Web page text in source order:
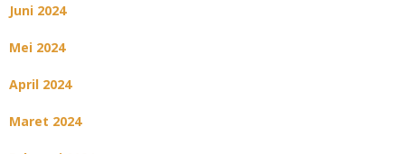
Juni 2024
Mei 2024
April 2024
Maret 2024